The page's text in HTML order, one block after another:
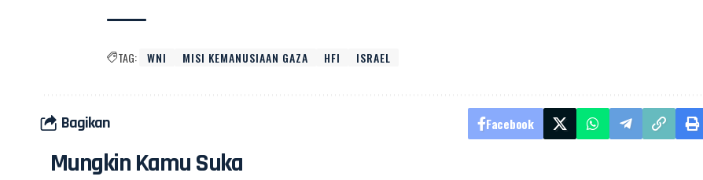
TAG: WNI MISI KEMANUSIAAN GAZA HFI ISRAEL
Bagikan Facebook
Mungkin Kamu Suka